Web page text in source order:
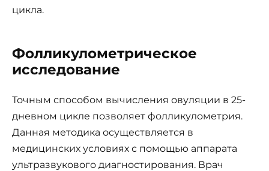
цикла.
Фолликулометрическое
исследование
Точным способом вычисления овуляции в 25-
дневном цикле позволяет фолликулометрия.
Данная методика осуществляется в
медицинских условиях с помощью аппарата
ультразвукового диагностирования. Врач